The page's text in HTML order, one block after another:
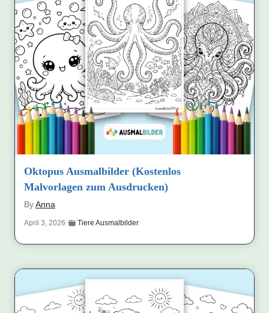
Oktopus Ausmalbilder (Kostenlos
Malvorlagen zum Ausdrucken)
ByAnna
April 3, 2026 Tiere Ausmalbilder